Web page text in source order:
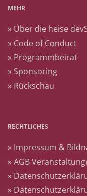
MEHR
» Über die heise
» Code of Conduct
» Programmbeirat
» Sponsoring
» Rückschau
RECHTLICHES
» Impressum &
» AGB
»
»